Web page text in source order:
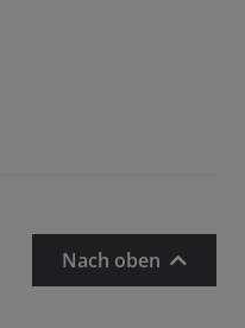
Nach oben